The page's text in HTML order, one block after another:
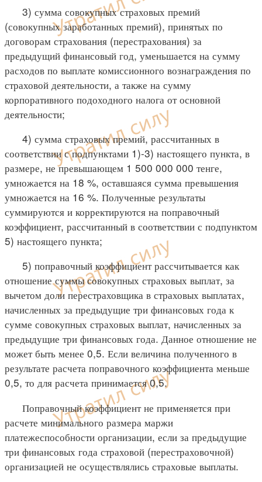
3) сумма совокупных страховых премий
(совокупных заработанных премий), принятых по
договорам страхования (перестрахования) за
предыдущий финансовый год, уменьшается на сумму
расходов по выплате комиссионного вознаграждения по
страховой деятельности, а также на сумму
корпоративного подоходного налога от основной
деятельности;
4) сумма страховых премий, рассчитанных в
соответствии с подпунктами 1)-3) настоящего пункта, в
размере, не превышающем 1 500 000 000 тенге,
умножается на 18 %, оставшаяся сумма превышения
умножается на 16 %. Полученные результаты
суммируются и корректируются на поправочный
коэффициент, рассчитанный в соответствии с подпунктом
5) настоящего пункта;
5) поправочный коэффициент рассчитывается как
отношение суммы совокупных страховых выплат, за
вычетом доли перестраховщика в страховых выплатах,
начисленных за предыдущие три финансовых года к
сумме совокупных страховых выплат, начисленных за
предыдущие три финансовых года. Данное отношение не
может быть менее 0,5. Если величина полученного в
результате расчета поправочного коэффициента меньше
0,5, то для расчета принимается 0,5.
Поправочный коэффициент не применяется при
расчете минимального размера маржи
платежеспособности организации, если за предыдущие
три финансовых года страховой (перестраховочной)
организацией не осуществлялись страховые выплаты.